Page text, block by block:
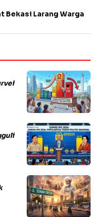
Bekasi Larang Warga